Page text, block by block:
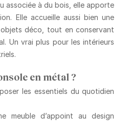
associée à du bois, elle apporte
Elle accueille aussi bien une
déco, tout en conservant
Un vrai plus pour les intérieurs
en métal ?
les essentiels du quotidien
meuble d’appoint au design